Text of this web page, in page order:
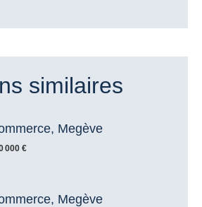
similaires
Megève
000 €
Megève